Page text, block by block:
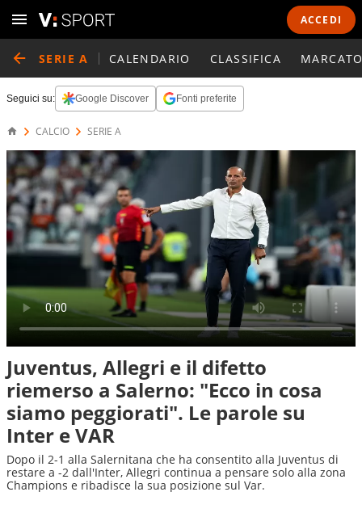
ACCEDI
SERIE A CALENDARIO CLASSIFICA
Seguici su: Google Discover Fonti preferite
CALCIO SERIE A
Juventus, Allegri e il difetto
riemerso a Salerno: "Ecco in cosa
siamo peggiorati". Le parole su
Inter e VAR
Dopo il 2-1 alla Salernitana che ha consentito alla Juventus di
restare a -2 dall'Inter, Allegri continua a pensare solo alla zona
Champions e ribadisce la sua posizione sul Var.